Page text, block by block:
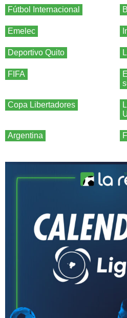
Fútbol Internacional
Emelec
Deportivo Quito
FIFA
Copa Libertadores
Argentina